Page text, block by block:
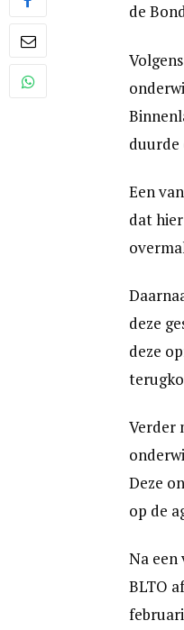
de
duurde
Een
dat
deze
deze
Verder
Deze
op de
Na een
BLTO